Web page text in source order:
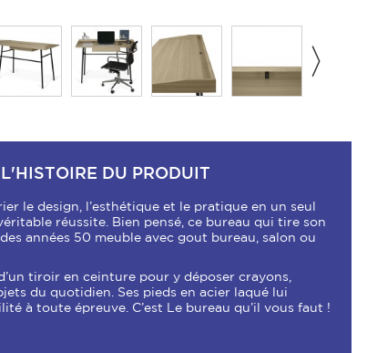
L'HISTOIRE DU PRODUIT
le design, l’esthétique et le pratique en un seul
réussite. Bien pensé, ce bureau qui tire son
années 50 meuble avec gout bureau, salon ou
tiroir en ceinture pour y déposer crayons,
du quotidien. Ses pieds en acier laqué lui
à toute épreuve. C’est Le bureau qu’il vous faut !